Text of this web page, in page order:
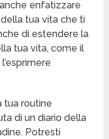
enfatizzare
tua vita che ti
di estendere la
tua vita, come il
tua routine
di un diario della
Potresti